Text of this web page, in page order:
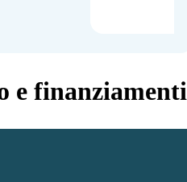
e finanziamenti